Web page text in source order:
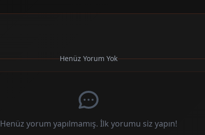
Henüz Yorum Yok
Henüz yorum yapılmamış. İlk yorumu siz yapın!